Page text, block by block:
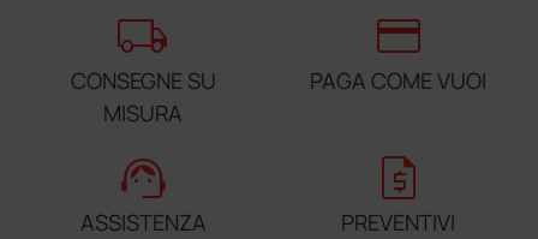
local_shipping
CONSEGNE SU
MISURA
credit_card
PAGA COME VUOI
support_agent
ASSISTENZA
request_quote
PREVENTIVI